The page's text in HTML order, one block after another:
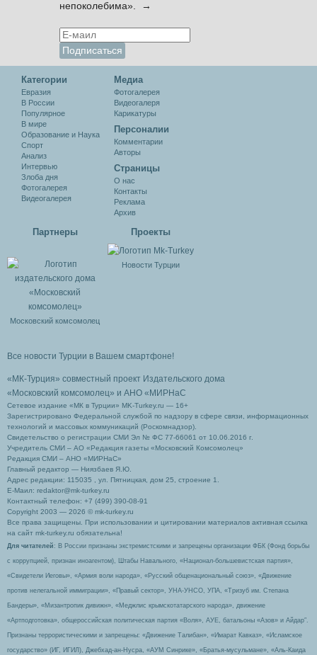
непоколебима». →
Категории
Евразия
В России
Популярное
В мире
Образование и Наука
Спорт
Анализ
Интервью
Злоба дня
Фотогалерея
Видеогалерея
Медиа
Фотогалерея
Видеогалеря
Карикатуры
Персоналии
Комментарии
Авторы
Cтраницы
О нас
Контакты
Реклама
Архив
Партнеры
Московский комсомолец
Проекты
Новости Турции
Все новости Турции в Вашем смартфоне!
«МК-Турция» совместный проект Издательского дома
«Московский комсомолец» и АНО «МИРНаС
Сетевое издание «МК в Турции» MK-Turkey.ru — 16+
Зарегистрировано Федеральной службой по надзору в сфере связи, информационных
технологий и массовых коммуникаций (Роскомнадзор).
Свидетельство о регистрации СМИ Эл № ФС 77-66061 от 10.06.2016 г.
Учредитель СМИ – АО «Редакция газеты «Московский Комсомолец»
Редакция СМИ – АНО «МИРНаС»
Главный редактор — Ниязбаев Я.Ю.
Адрес редакции: 115035 , ул. Пятницкая, дом 25, строение 1.
Е-Маил: redaktor@mk-turkey.ru
Контактный телефон: +7 (499) 390-08-91
Copyright 2003 — 2026 © mk-turkey.ru
Все права защищены. При использовании и цитировании материалов активная ссылка
на сайт mk-turkey.ru обязательна!
Для читателей : В России признаны экстремистскими и запрещены организации ФБК (Фонд борьбы
с коррупцией, признан иноагентом), Штабы Навального, «Национал-большевистская партия»,
«Свидетели Иеговы», «Армия воли народа», «Русский общенациональный союз», «Движение
против нелегальной иммиграции», «Правый сектор», УНА-УНСО, УПА, «Тризуб им. Степана
Бандеры», «Мизантропик дивижн», «Меджлис крымскотатарского народа», движение
«Артподготовка», общероссийская политическая партия «Воля», АУЕ, батальоны «Азов» и Айдар″.
Признаны террористическими и запрещены: «Движение Талибан», «Имарат Кавказ», «Исламское
государство» (ИГ, ИГИЛ), Джебхад-ан-Нусра, «АУМ Синрике», «Братья-мусульмане», «Аль-Каида